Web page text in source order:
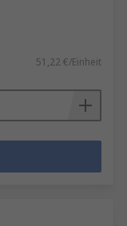
51,22 €/Einheit